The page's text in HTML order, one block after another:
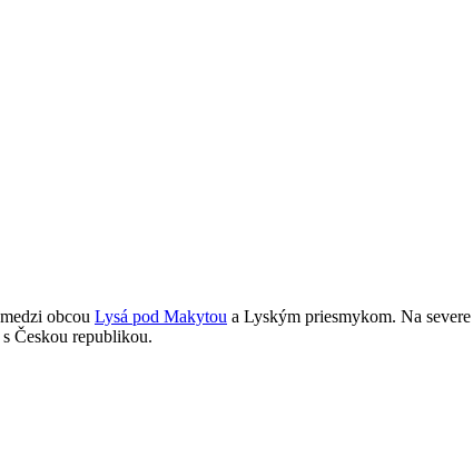
obcou Lysá pod Makytou a Lyským priesmykom. Na
s Českou republikou.